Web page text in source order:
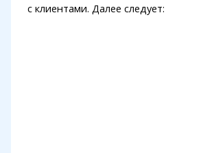
с клиентами. Далее следует: